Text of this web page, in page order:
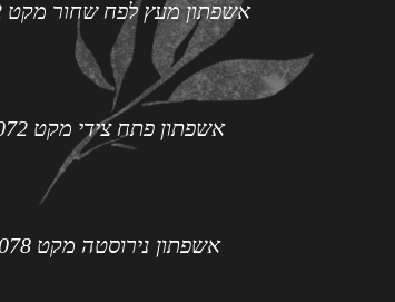
אשפתון מעץ לפח שחור מקט 1062
אשפתון פתח צידי מקט 2072
אשפתון נירוסטה מקט 2078